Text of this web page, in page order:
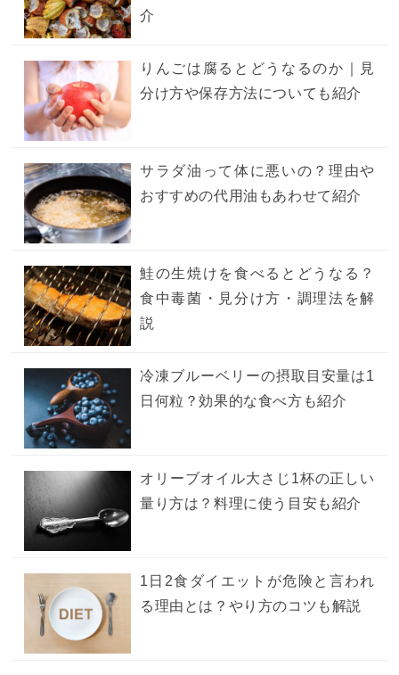
介
りんごは腐るとどうなるのか｜見
分け方や保存方法についても紹介
サラダ油って体に悪いの？理由や
おすすめの代用油もあわせて紹介
鮭の生焼けを食べるとどうなる？
食中毒菌・見分け方・調理法を解
説
冷凍ブルーベリーの摂取目安量は1
日何粒？効果的な食べ方も紹介
オリーブオイル大さじ1杯の正しい
量り方は？料理に使う目安も紹介
1日2食ダイエットが危険と言われ
る理由とは？やり方のコツも解説